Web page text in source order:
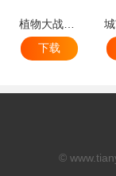
植物大战僵尸杂交重制版手机版
下载
©